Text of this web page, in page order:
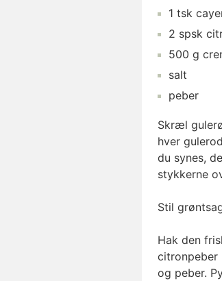
1 tsk
2 spsk
500 g
salt
peber
Skræl
hver
du synes,
stykkerne
Stil
Hak den
citronpeber
og peber.